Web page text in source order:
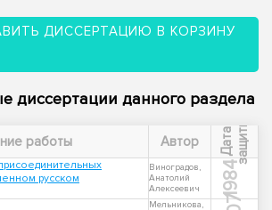
ДИССЕРТАЦИЮ В КОРЗИНУ
диссертации данного раздела
работы Автор Д
а
т
а
з
а
щ
и
т ы
русском
Виноградов,
Анатолий
Алексеевич
1984
Мельникова,